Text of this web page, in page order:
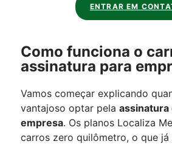
ENTRAR EM
Como funciona o
assinatura para
Vamos começar explicando
vantajoso optar pela assinatura
empresa. Os planos Localiza
carros zero quilômetro, o que já